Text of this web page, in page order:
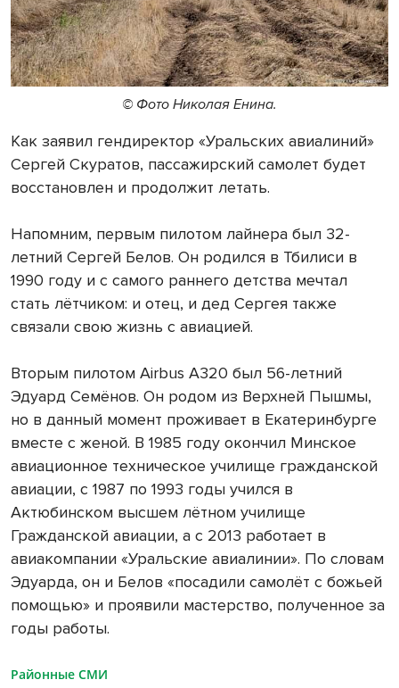
© Фото Николая Енина.
Как заявил гендиректор «Уральских авиалиний»
Сергей Скуратов, пассажирский самолет будет
восстановлен и продолжит летать.
Напомним, первым пилотом лайнера был 32-
летний Сергей Белов. Он родился в Тбилиси в
1990 году и с самого раннего детства мечтал
стать лётчиком: и отец, и дед Сергея также
связали свою жизнь с авиацией.
Вторым пилотом Airbus A320 был 56-летний
Эдуард Семёнов. Он родом из Верхней Пышмы,
но в данный момент проживает в Екатеринбурге
вместе с женой. В 1985 году окончил Минское
авиационное техническое училище гражданской
авиации, с 1987 по 1993 годы учился в
Актюбинском высшем лётном училище
Гражданской авиации, а с 2013 работает в
авиакомпании «Уральские авиалинии». По словам
Эдуарда, он и Белов «посадили самолёт с божьей
помощью» и проявили мастерство, полученное за
годы работы.
Районные СМИ